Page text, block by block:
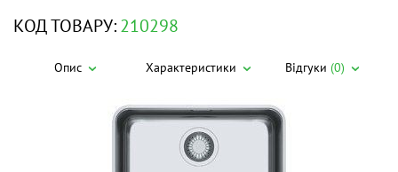
КОД ТОВАРУ:210298
Опис Характеристики Відгуки(0)